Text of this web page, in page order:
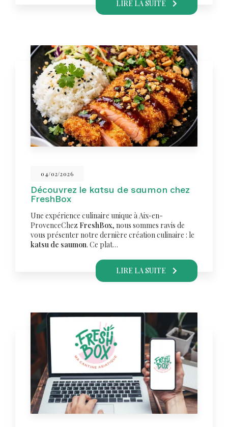
LIRE LA SUITE
04/02/2026
Découvrez le katsu de saumon chez
FreshBox
Une expérience culinaire unique à Aix-en-
ProvenceChez FreshBox, nous sommes ravis de
vous présenter notre dernière création culinaire : le
katsu de saumon. Ce plat…
LIRE LA SUITE